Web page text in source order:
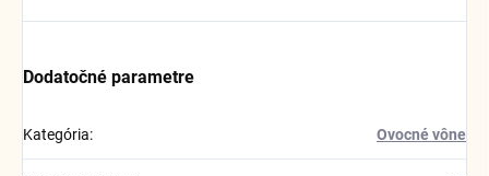
Dodatočné parametre
Kategória: Ovocné vône